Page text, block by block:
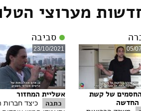
מערוצי
05/
של קשת
החדשה
סביבה
23/10/2021
אשליית המחזור
כתבה
כיצד חברות